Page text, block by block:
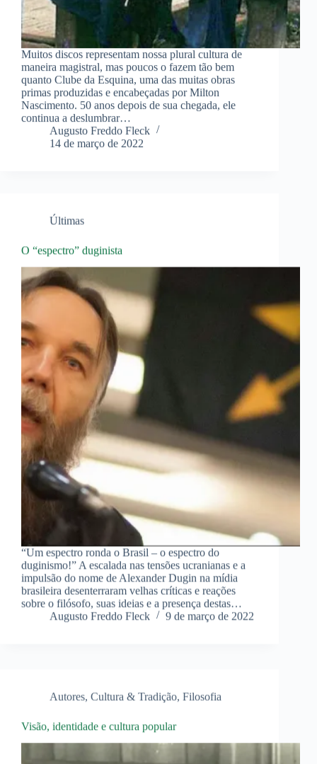
Muitos discos representam nossa plural cultura de
maneira magistral, mas poucos o fazem tão bem
quanto Clube da Esquina, uma das muitas obras
primas produzidas e encabeçadas por Milton
Nascimento. 50 anos depois de sua chegada, ele
continua a deslumbrar…
Augusto Freddo Fleck
14 de março de 2022
Últimas
O “espectro” duginista
“Um espectro ronda o Brasil – o espectro do
duginismo!” A escalada nas tensões ucranianas e a
impulsão do nome de Alexander Dugin na mídia
brasileira desenterraram velhas críticas e reações
sobre o filósofo, suas ideias e a presença destas…
Augusto Freddo Fleck
9 de março de 2022
Autores Cultura & Tradição Filosofia
Visão, identidade e cultura popular